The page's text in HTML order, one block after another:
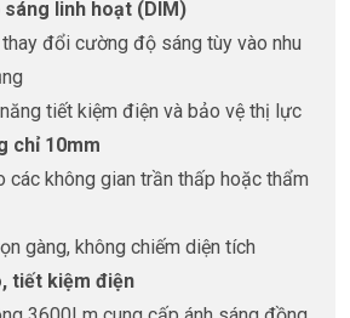
linh hoạt (DIM)
đổi cường độ sáng tùy vào nhu
tiết kiệm điện và bảo vệ thị lực
chỉ 10mm
các không gian trần thấp hoặc thẩm
gàng, không chiếm diện tích
tiết kiệm điện